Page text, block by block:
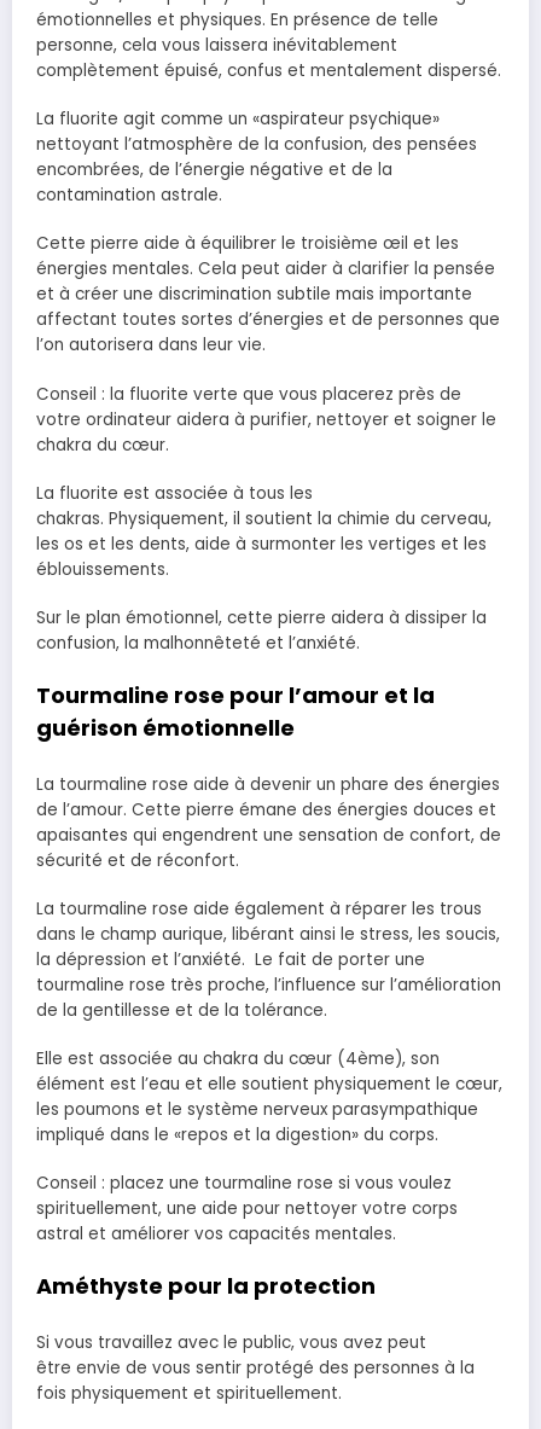
émotionnelles et physiques. En présence de telle
personne, cela vous laissera inévitablement
complètement épuisé, confus et mentalement dispersé.
La fluorite agit comme un «aspirateur psychique»
nettoyant l’atmosphère de la confusion, des pensées
encombrées, de l’énergie négative et de la
contamination astrale.
Cette pierre aide à équilibrer le troisième œil et les
énergies mentales. Cela peut aider à clarifier la pensée
et à créer une discrimination subtile mais importante
affectant toutes sortes d’énergies et de personnes que
l’on autorisera dans leur vie.
Conseil : la fluorite verte que vous placerez près de
votre ordinateur aidera à purifier, nettoyer et soigner le
chakra du cœur.
La fluorite est associée à tous les
chakras. Physiquement, il soutient la chimie du cerveau,
les os et les dents, aide à surmonter les vertiges et les
éblouissements.
Sur le plan émotionnel, cette pierre aidera à dissiper la
confusion, la malhonnêteté et l’anxiété.
Tourmaline rose pour l’amour et la
guérison émotionnelle
La tourmaline rose aide à devenir un phare des énergies
de l’amour. Cette pierre émane des énergies douces et
apaisantes qui engendrent une sensation de confort, de
sécurité et de réconfort.
La tourmaline rose aide également à réparer les trous
dans le champ aurique, libérant ainsi le stress, les soucis,
la dépression et l’anxiété. Le fait de porter une
tourmaline rose très proche, l’influence sur l’amélioration
de la gentillesse et de la tolérance.
Elle est associée au chakra du cœur (4ème), son
élément est l’eau et elle soutient physiquement le cœur,
les poumons et le système nerveux parasympathique
impliqué dans le «repos et la digestion» du corps.
Conseil : placez une tourmaline rose si vous voulez
spirituellement, une aide pour nettoyer votre corps
astral et améliorer vos capacités mentales.
Améthyste pour la protection
Si vous travaillez avec le public, vous avez peut
être envie de vous sentir protégé des personnes à la
fois physiquement et spirituellement.